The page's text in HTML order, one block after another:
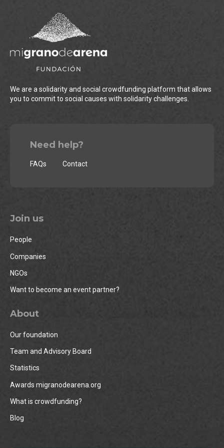
We are a solidarity and social crowdfunding platform that allows
you to commit to social causes with solidarity challenges.
Need help?
FAQs Contact
Join us
People
Companies
NGOs
Want to become an event partner?
About
Our foundation
Team and Advisory Board
Statistics
Awards migranodearena.org
What is crowdfunding?
Blog